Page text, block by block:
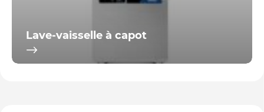
Lave-vaisselle à capot